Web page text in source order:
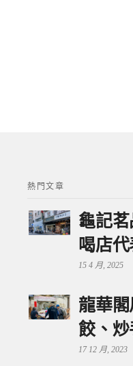
熱門文章
龜記
喝店
15 4 月, 2025
龍華
餃、
17 12 月, 2023